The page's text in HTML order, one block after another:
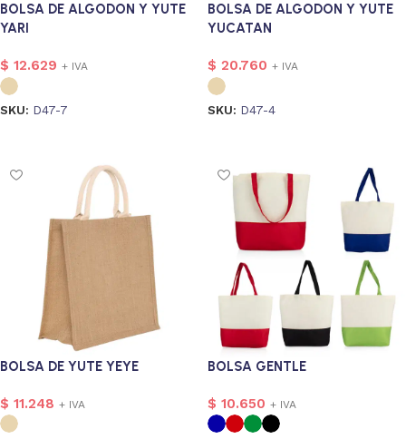
BOLSA DE ALGODON Y YUTE
YARI
$ 12.629 + IVA
SKU: D47-7
BOLSA DE ALGODON Y YUTE
YUCATAN
$ 20.760 + IVA
SKU: D47-4
BOLSA DE YUTE YEYE
$ 11.248 + IVA
BOLSA GENTLE
$ 10.650 + IVA